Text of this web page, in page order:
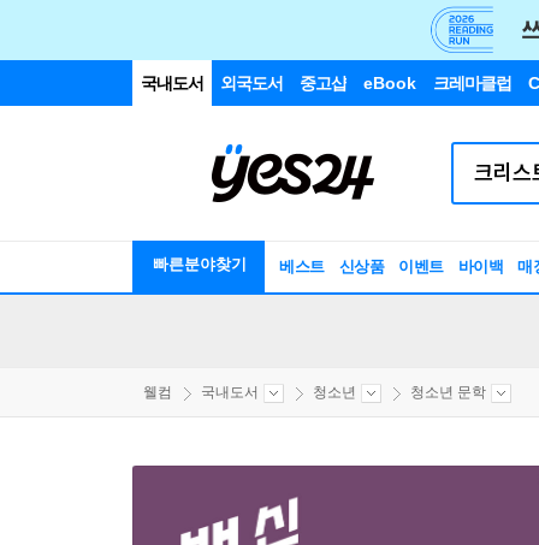
국내도서 외국도서 중고샵 eBook 크레마클럽
빠른분야찾기 베스트 신상품 이벤트 바이백 매
웰컴 국내도서 청소년 청소년 문학